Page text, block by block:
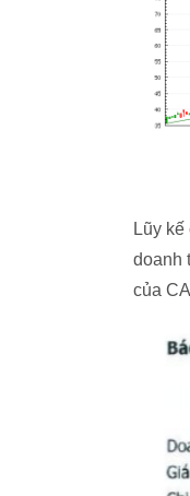
Lũy
doanh
của